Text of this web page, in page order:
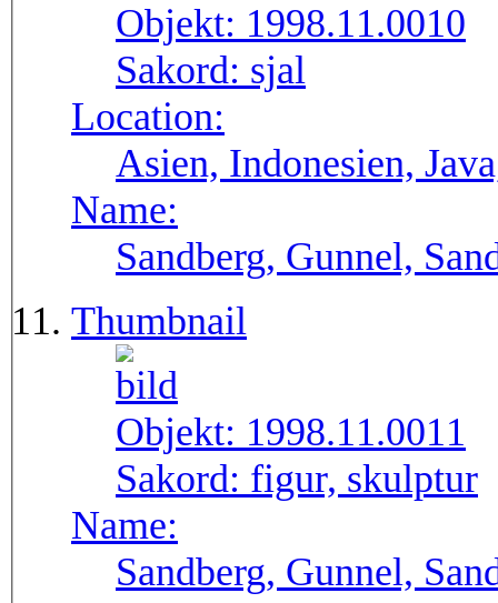
Objekt: 1998.11.0010
Sakord: sjal
Location:
Asien, Indonesien,
Name:
Sandberg, Gunnel,
Thumbnail
Objekt: 1998.11.0011
Sakord: figur, skulptur
Name:
Sandberg, Gunnel,